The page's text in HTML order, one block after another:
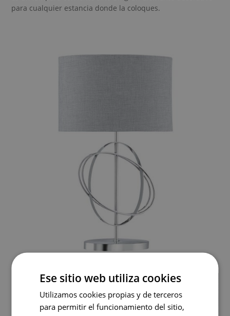
para cualquier estancia donde la coloques.
Ese sitio web utiliza cookies
Utilizamos cookies propias y de terceros
para permitir el funcionamiento del sitio,